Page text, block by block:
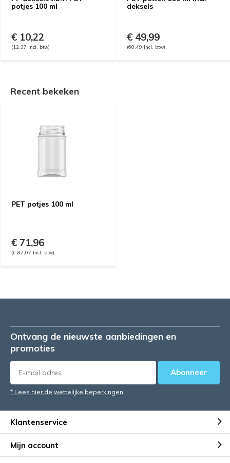
potjes 100 ml
€ 10,22
(12,37 Incl. btw)
deksels
€ 49,99
(60,49 Incl. btw)
Recent bekeken
PET potjes 100 ml
€ 71,96
(€ 87,07 Incl. btw)
Ontvang de nieuwste aanbiedingen en
promoties
Abonneer
* Lees hier de wettelijke beperkingen
Klantenservice
Mijn account